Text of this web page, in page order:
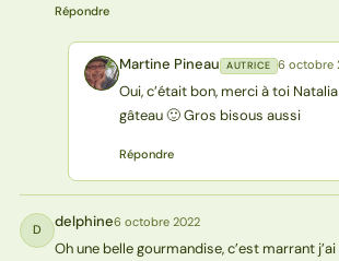
Répondre
MP Martine Pineau AUTRICE 6 octobre
Oui, c’était bon, merci à toi
gâteau 🙂 Gros bisous aussi
Répondre
D delphine6 octobre 2022
Oh une belle gourmandise, c’est marrant